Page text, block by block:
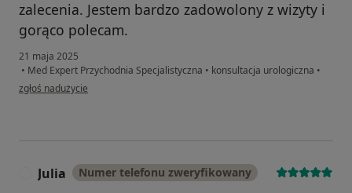
zalecenia. Jestem bardzo zadowolony z wizyty i
gorąco polecam.
21 maja 2025
• Med Expert Przychodnia Specjalistyczna • konsultacja urologiczna •
w opinii użytkownika Kacper
zgłoś nadużycie
Julia Numer telefonu zweryfikowany